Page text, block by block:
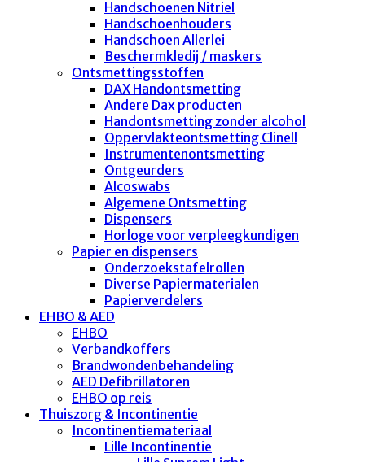
Handschoenen Nitriel
Handschoenhouders
Handschoen Allerlei
Beschermkledij / maskers
Ontsmettingsstoffen
DAX Handontsmetting
Andere Dax producten
Handontsmetting zonder alcohol
Oppervlakteontsmetting Clinell
Instrumentenontsmetting
Ontgeurders
Alcoswabs
Algemene Ontsmetting
Dispensers
Horloge voor verpleegkundigen
Papier en dispensers
Onderzoekstafelrollen
Diverse Papiermaterialen
Papierverdelers
EHBO & AED
EHBO
Verbandkoffers
Brandwondenbehandeling
AED Defibrillatoren
EHBO op reis
Thuiszorg & Incontinentie
Incontinentiemateriaal
Lille Incontinentie